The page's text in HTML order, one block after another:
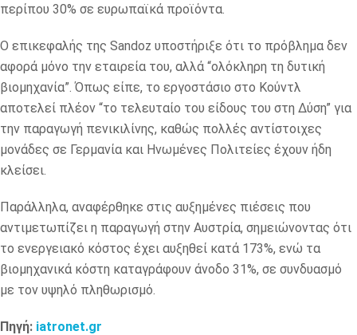
περίπου 30% σε ευρωπαϊκά προϊόντα.
Ο επικεφαλής της Sandoz υποστήριξε ότι το πρόβλημα δεν
αφορά μόνο την εταιρεία του, αλλά “ολόκληρη τη δυτική
βιομηχανία”. Όπως είπε, το εργοστάσιο στο Κούντλ
αποτελεί πλέον “το τελευταίο του είδους του στη Δύση” για
την παραγωγή πενικιλίνης, καθώς πολλές αντίστοιχες
μονάδες σε Γερμανία και Ηνωμένες Πολιτείες έχουν ήδη
κλείσει.
Παράλληλα, αναφέρθηκε στις αυξημένες πιέσεις που
αντιμετωπίζει η παραγωγή στην Αυστρία, σημειώνοντας ότι
το ενεργειακό κόστος έχει αυξηθεί κατά 173%, ενώ τα
βιομηχανικά κόστη καταγράφουν άνοδο 31%, σε συνδυασμό
με τον υψηλό πληθωρισμό.
Πηγή: iatronet.gr